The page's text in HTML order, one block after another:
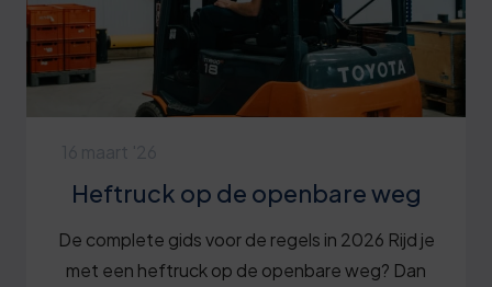
Heftruck op de openbare weg
De complete gids voor de regels in 2026 Rijd je
met een heftruck op de openbare weg? Dan